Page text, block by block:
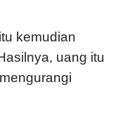
kemudian
uang itu